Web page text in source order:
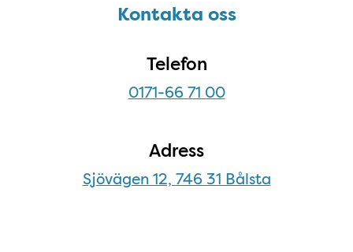
Kontakta ossKontakta oss
Telefon
0171-66 71 00
Adress
Sjövägen 12, 746 31 Bålsta